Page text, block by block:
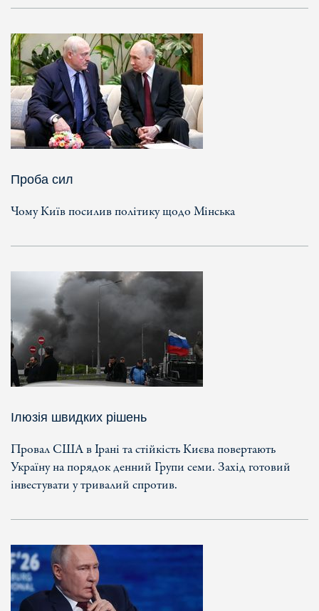
Проба сил
Чому Київ посилив політику щодо Мінська
Ілюзія швидких рішень
Провал США в Ірані та стійкість Києва повертають
Україну на порядок денний Групи семи. Захід готовий
інвестувати у тривалий спротив.